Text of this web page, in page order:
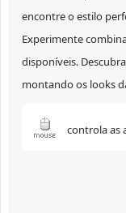
encontre o estilo
Experimente
disponíveis.
montando os looks
controla as